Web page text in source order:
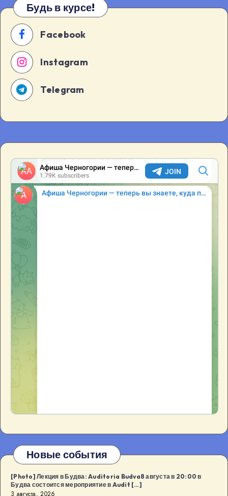
Будь в курсе!
Facebook
Instagram
Telegram
Новые события
[Photo] Лекция в Будва: Auditoria Budva8 августа в 20:00 в
Будва состоится мероприятие в Audit […]
3 августа, 2026